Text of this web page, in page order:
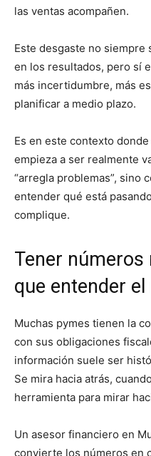
las ventas acompañen.
Este desgaste no
en los resultados, pero sí
más incertidumbre, más
planificar a medio plazo.
Es en este contexto
empieza a ser realmente
“arregla problemas”, sino
entender qué está
complique.
Tener
que entender
Muchas pymes tienen la
con sus obligaciones
información suele ser
Se mira hacia atrás,
herramienta para mirar
Un asesor financiero en
convierte los números en